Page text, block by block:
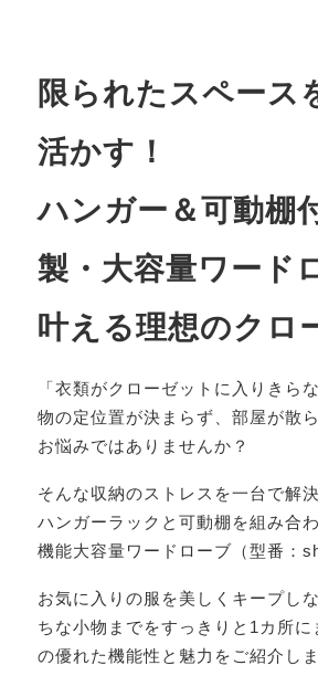
限られたスペース
活かす！
ハンガー＆可動棚
製・大容量ワード
叶える理想のクロ
「衣類がクローゼットに入りきら
物の定位置が決まらず、部屋が散
お悩みではありませんか？
そんな収納のストレスを一台で解
ハンガーラックと可動棚を組み合
機能大容量ワードローブ（型番：
お気に入りの服を美しくキープし
ちな小物までをすっきりと1カ所に
の優れた機能性と魅力をご紹介しま